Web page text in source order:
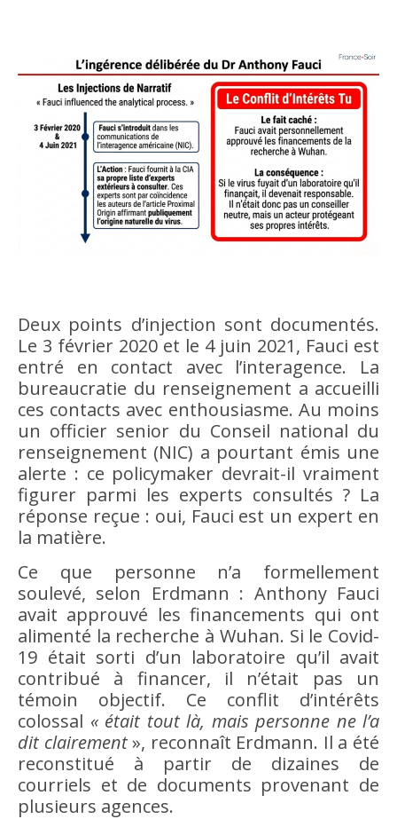
Deux points d’injection sont documentés.
Le 3 février 2020 et le 4 juin 2021, Fauci est
entré en contact avec l’interagence. La
bureaucratie du renseignement a accueilli
ces contacts avec enthousiasme. Au moins
un officier senior du Conseil national du
renseignement (NIC) a pourtant émis une
alerte : ce policymaker devrait-il vraiment
figurer parmi les experts consultés ? La
réponse reçue : oui, Fauci est un expert en
la matière.
Ce que personne n’a formellement
soulevé, selon Erdmann : Anthony Fauci
avait approuvé les financements qui ont
alimenté la recherche à Wuhan. Si le Covid-
19 était sorti d’un laboratoire qu’il avait
contribué à financer, il n’était pas un
témoin objectif. Ce conflit d’intérêts
colossal « était tout là, mais personne ne l’a
dit clairement», reconnaît Erdmann. Il a été
reconstitué à partir de dizaines de
courriels et de documents provenant de
plusieurs agences.